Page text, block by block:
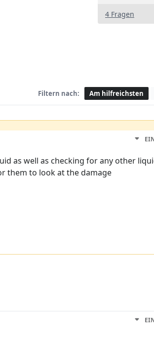
4 Fragen
Filtern nach: Am hilfreichsten
as well as checking for any other
them to look at the damage